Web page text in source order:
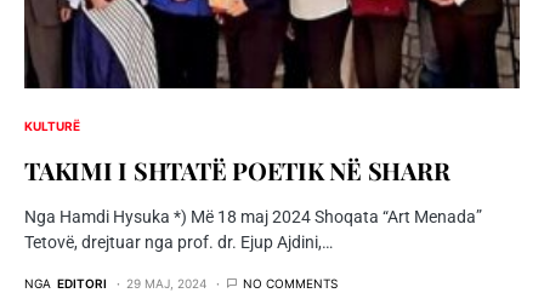
KULTURË
TAKIMI I SHTATË POETIK NË SHARR
Nga Hamdi Hysuka *) Më 18 maj 2024 Shoqata “Art Menada”
Tetovë, drejtuar nga prof. dr. Ejup Ajdini,…
NGA EDITORI 29 MAJ, 2024 NO COMMENTS